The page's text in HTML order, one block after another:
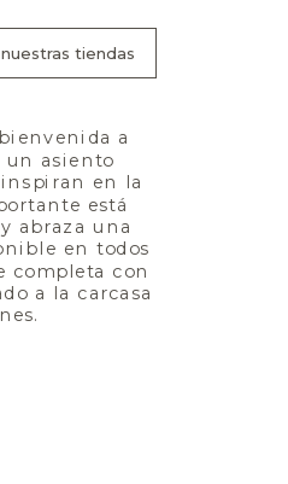
a
asiento
en la
está
abraza una
en todos
completa con
a la carcasa